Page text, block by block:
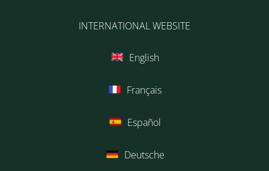
INTERNATIONAL WEBSITE
English
Français
Español
Deutsche